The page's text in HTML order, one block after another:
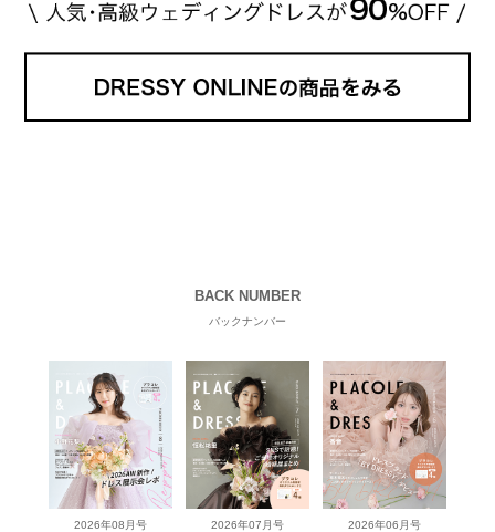
BACK NUMBER
バックナンバー
2026年08月号 2026年07月号 2026年06月号